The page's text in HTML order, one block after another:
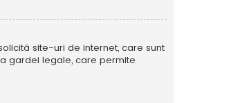
site-uri de internet, care sunt
gardei legale, care permite